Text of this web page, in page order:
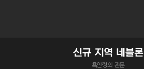
신규 지역 네블론
흑안령의 관문